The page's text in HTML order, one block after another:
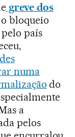
greve dos
bloqueio
país
numa
do
a
pelos